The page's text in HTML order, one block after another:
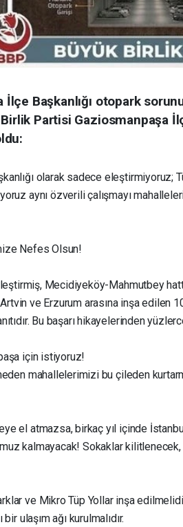
Başkanlığı otopark
Partisi Gaziosmanpaşa
olarak sadece eleştirmiyoruz;
aynı özverili çalışmayı
Nefes Olsun!
Mecidiyeköy-Mahmutbey
ve Erzurum arasına inşa edilen
Bu başarı hikayelerinden
için istiyoruz!
mahallelerimizi bu çileden
el atmazsa, birkaç yıl içinde
kalmayacak! Sokaklar
ve Mikro Tüp Yollar inşa
ulaşım ağı kurulmalıdır.